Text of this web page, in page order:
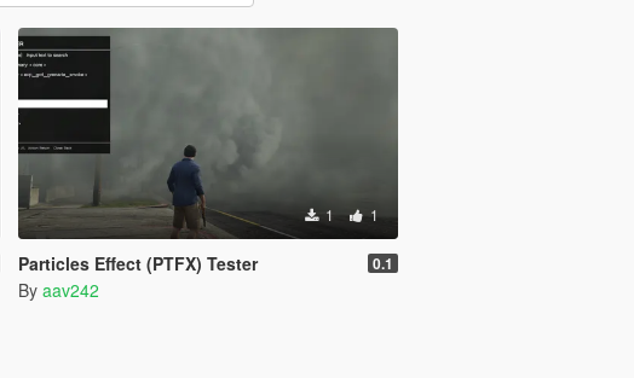
1 1
Particles Effect (PTFX) Tester 0.1
By aav242